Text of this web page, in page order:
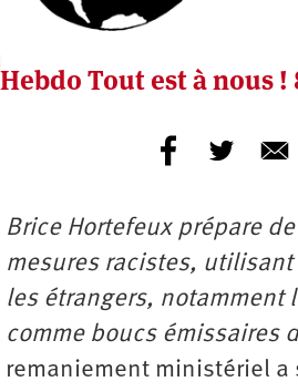
Hebdo Tout est à nous !
Brice Hortefeux prépare
mesures racistes,
les étrangers, notamment
comme boucs émissaires
remaniement ministériel a